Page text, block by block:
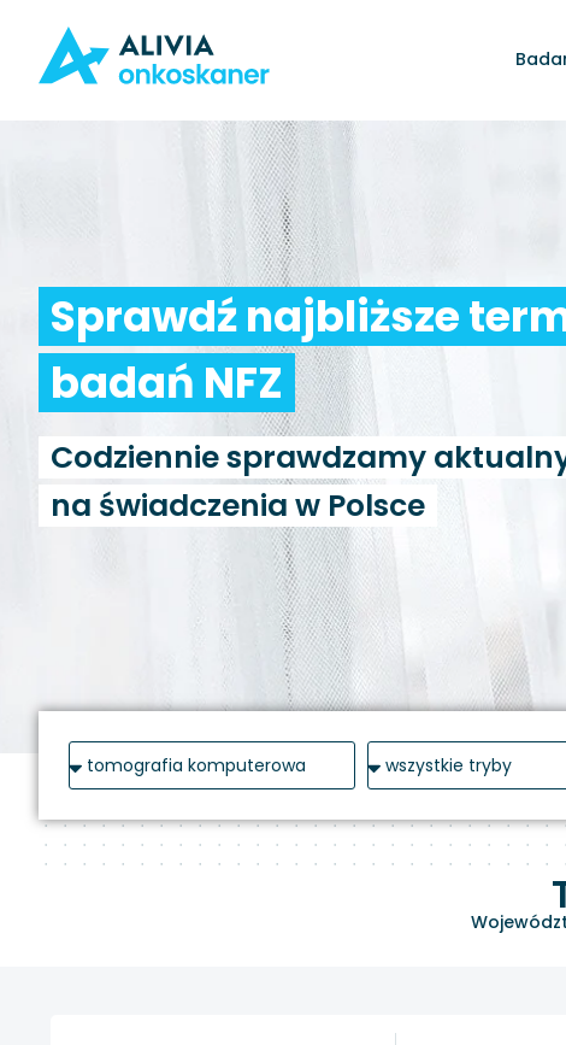
Sprawdź najbliższe
badań NFZ
Codziennie sprawdzamy
na świadczenia w Polsce